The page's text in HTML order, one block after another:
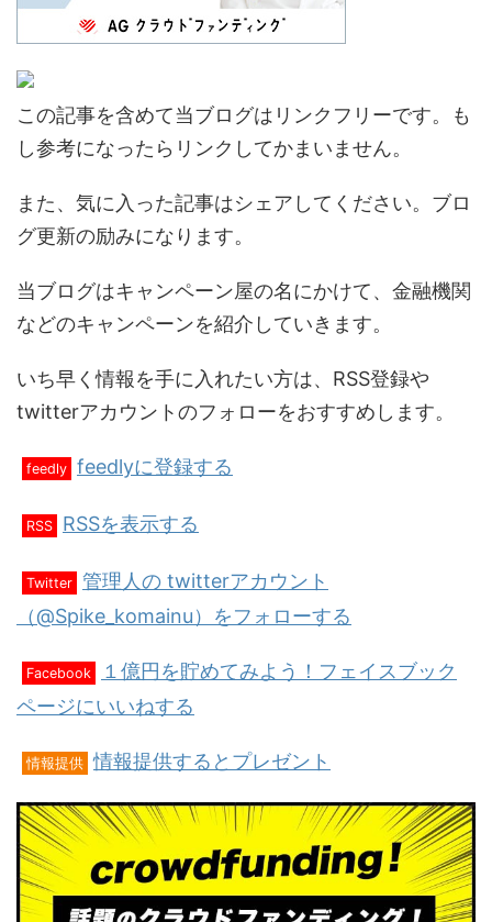
この記事を含めて当ブログはリンクフリーです。も
し参考になったらリンクしてかまいません。
また、気に入った記事はシェアしてください。ブロ
グ更新の励みになります。
当ブログはキャンペーン屋の名にかけて、金融機関
などのキャンペーンを紹介していきます。
いち早く情報を手に入れたい方は、RSS登録や
twitterアカウントのフォローをおすすめします。
feedly feedlyに登録する
RSS RSSを表示する
Twitter 管理人の twitterアカウント
（@Spike_komainu）をフォローする
Facebook
１億円を貯めてみよう！フェイスブック
ページにいいねする
情報提供 情報提供するとプレゼント